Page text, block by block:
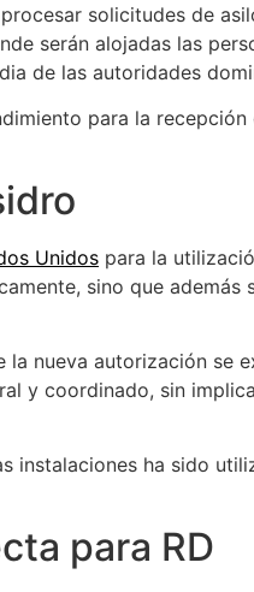
solicitudes de
serán alojadas las
de las autoridades
para la
Unidos para la
sino que
nueva autorización se
y coordinado, sin
instalaciones ha sido
para RD